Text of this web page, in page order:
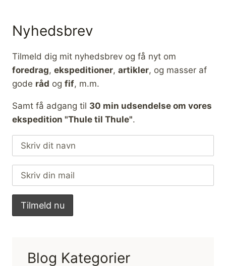
Nyhedsbrev
Tilmeld dig mit nyhedsbrev og få nyt om
foredrag, ekspeditioner, artikler, og masser af
gode råd og fif, m.m.
Samt få adgang til 30 min udsendelse om vores
ekspedition "Thule til Thule".
Blog Kategorier